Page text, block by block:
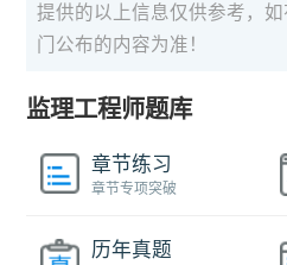
提供的以上信息仅供参考，
门公布的内容为准！
监理工程师题库
章节练习
章节专项突破
历年真题